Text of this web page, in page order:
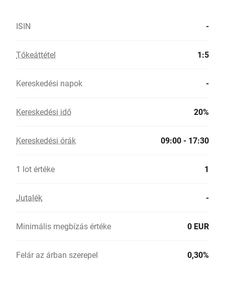
ISIN -
Tőkeáttétel 1:5
Kereskedési napok -
Kereskedési idő 20%
Kereskedési órák 09:00 - 17:30
1 lot értéke 1
Jutalék -
Minimális megbízás értéke 0 EUR
Felár az árban szerepel 0,30%